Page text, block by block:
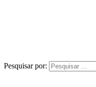
Pesquisar por: